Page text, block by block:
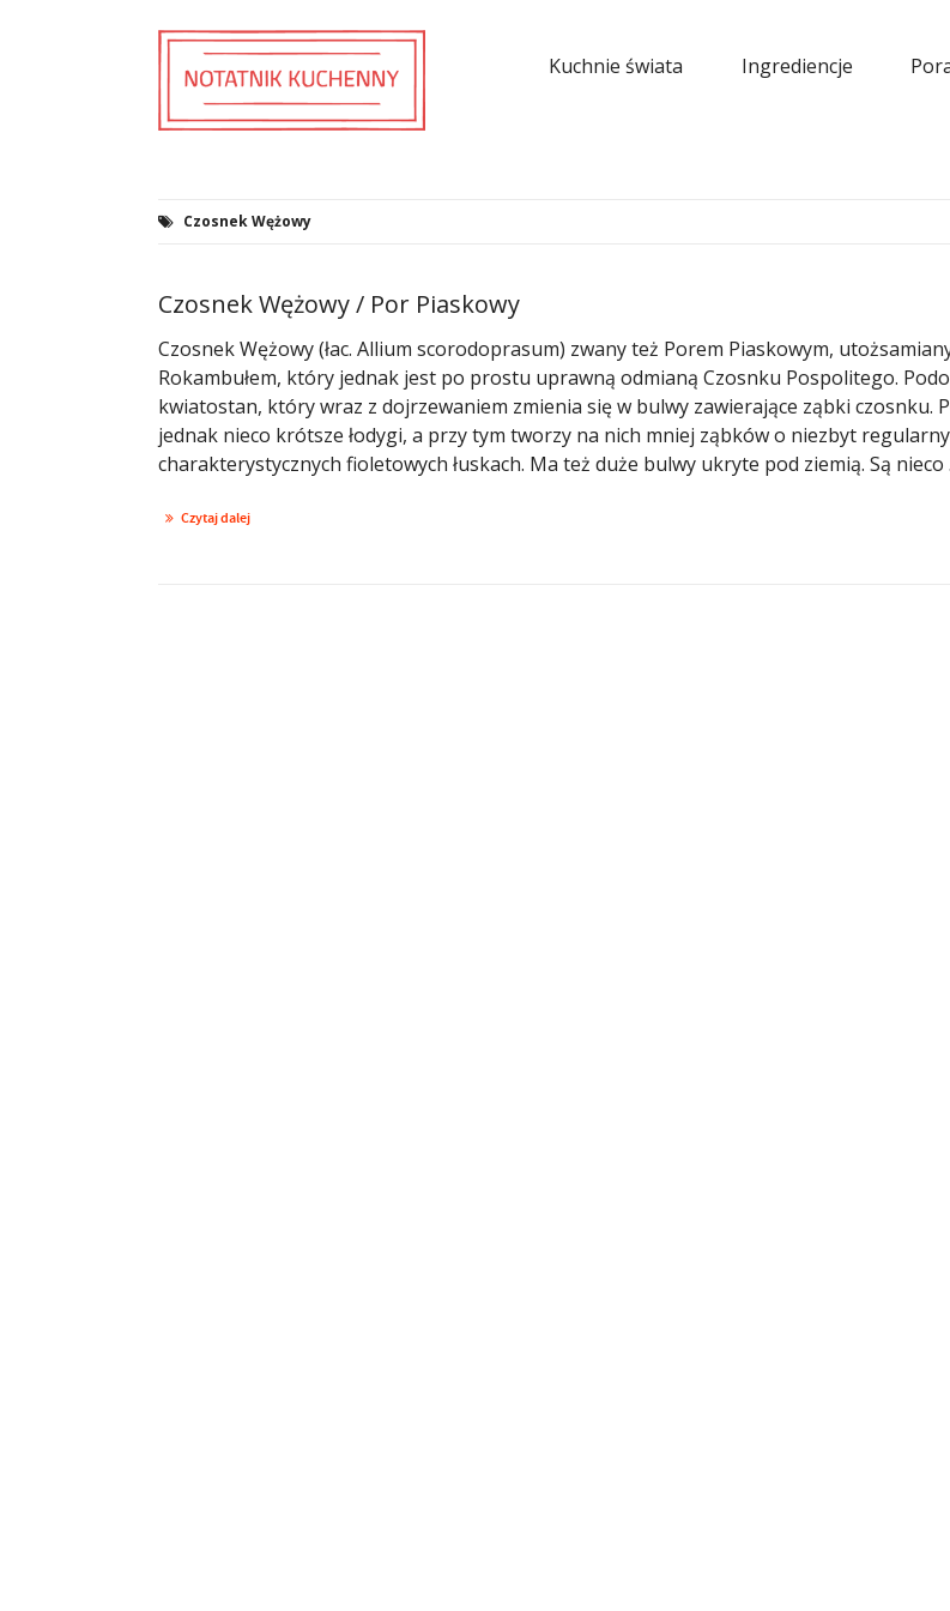
Kuchnie świata Ingrediencje
Czosnek Wężowy
Czosnek Wężowy / Por Piaskowy
Czosnek Wężowy (łac. Allium scorodoprasum) zwany też Porem Piaskowym,
Rokambułem, który jednak jest po prostu uprawną odmianą Czosnku Pospolitego.
kwiatostan, który wraz z dojrzewaniem zmienia się w bulwy zawierające ząbki czosnku.
jednak nieco krótsze łodygi, a przy tym tworzy na nich mniej ząbków o niezbyt
charakterystycznych fioletowych łuskach. Ma też duże bulwy ukryte pod ziemią. Są nieco
Czytaj dalej